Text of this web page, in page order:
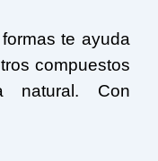
te ayuda
compuestos
natural. Con